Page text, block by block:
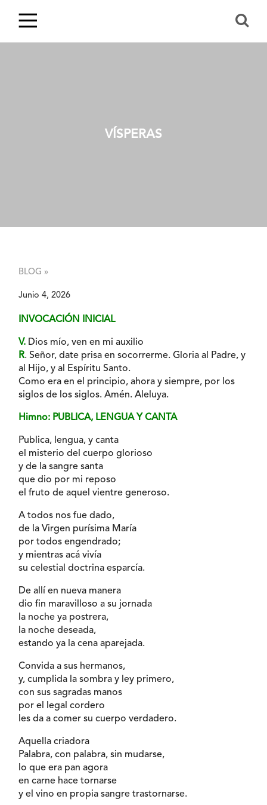
VÍSPERAS
BLOG »
Junio 4, 2026
INVOCACIÓN INICIAL
V. Dios mío, ven en mi auxilio
R. Señor, date prisa en socorrerme. Gloria al Padre, y
al Hijo, y al Espíritu Santo.
Como era en el principio, ahora y siempre, por los
siglos de los siglos. Amén. Aleluya.
Himno: PUBLICA, LENGUA Y CANTA
Publica, lengua, y canta
el misterio del cuerpo glorioso
y de la sangre santa
que dio por mi reposo
el fruto de aquel vientre generoso.
A todos nos fue dado,
de la Virgen purísima María
por todos engendrado;
y mientras acá vivía
su celestial doctrina esparcía.
De allí en nueva manera
dio fin maravilloso a su jornada
la noche ya postrera,
la noche deseada,
estando ya la cena aparejada.
Convida a sus hermanos,
y, cumplida la sombra y ley primero,
con sus sagradas manos
por el legal cordero
les da a comer su cuerpo verdadero.
Aquella criadora
Palabra, con palabra, sin mudarse,
lo que era pan agora
en carne hace tornarse
y el vino en propia sangre trastornarse.